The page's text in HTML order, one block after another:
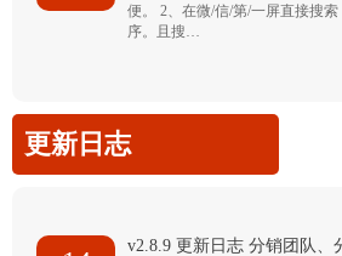
便。 2、在微/信/第/一屏直接搜
序。且搜…
更新日志
v2.8.9 更新日志 分销团队、